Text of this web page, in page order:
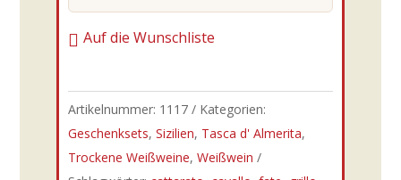
DOC
0,75lAuf die Wunschliste
Artikelnummer: 1117
Kategorien:
Geschenksets, Sizilien, Tasca d' Almerita,
Trockene Weißweine, Weißwein